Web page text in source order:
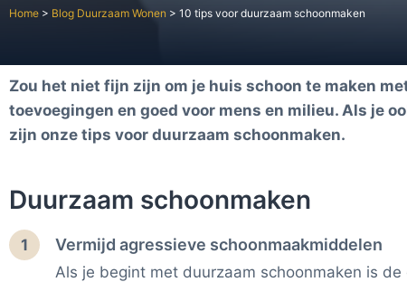
Home > Blog Duurzaam Wonen > 10 tips voor duurzaam schoonmaken
Zou het niet fijn zijn om je huis schoon te maken
toevoegingen en goed voor mens en milieu. Als je
zijn onze tips voor duurzaam schoonmaken.
Duurzaam schoonmaken
1 Vermijd agressieve schoonmaakmiddelen
Als je begint met duurzaam schoonmaken is